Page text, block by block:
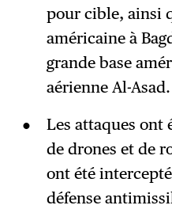
pour cible, ainsi
américaine à
grande base
aérienne Al-Asad.
Les attaques ont
de drones et de
ont été
défense